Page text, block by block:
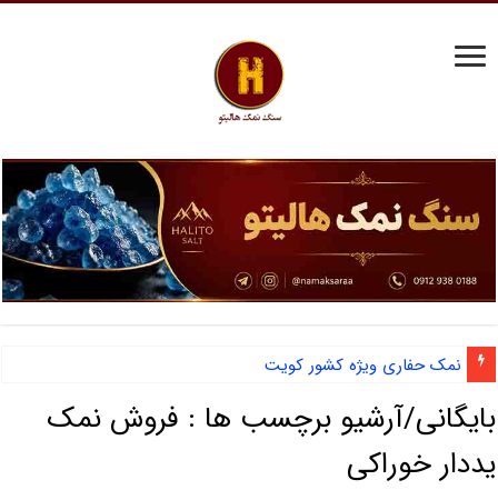
نمک حفاری ویژه کشور کویت
بایگانی/آرشیو برچسب ها : فروش نمک
یددار خوراکی